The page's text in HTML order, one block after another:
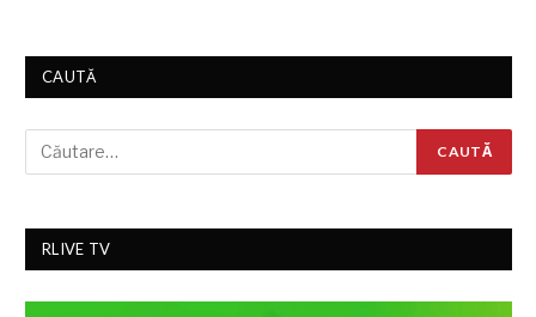
CAUTĂ
RLIVE TV